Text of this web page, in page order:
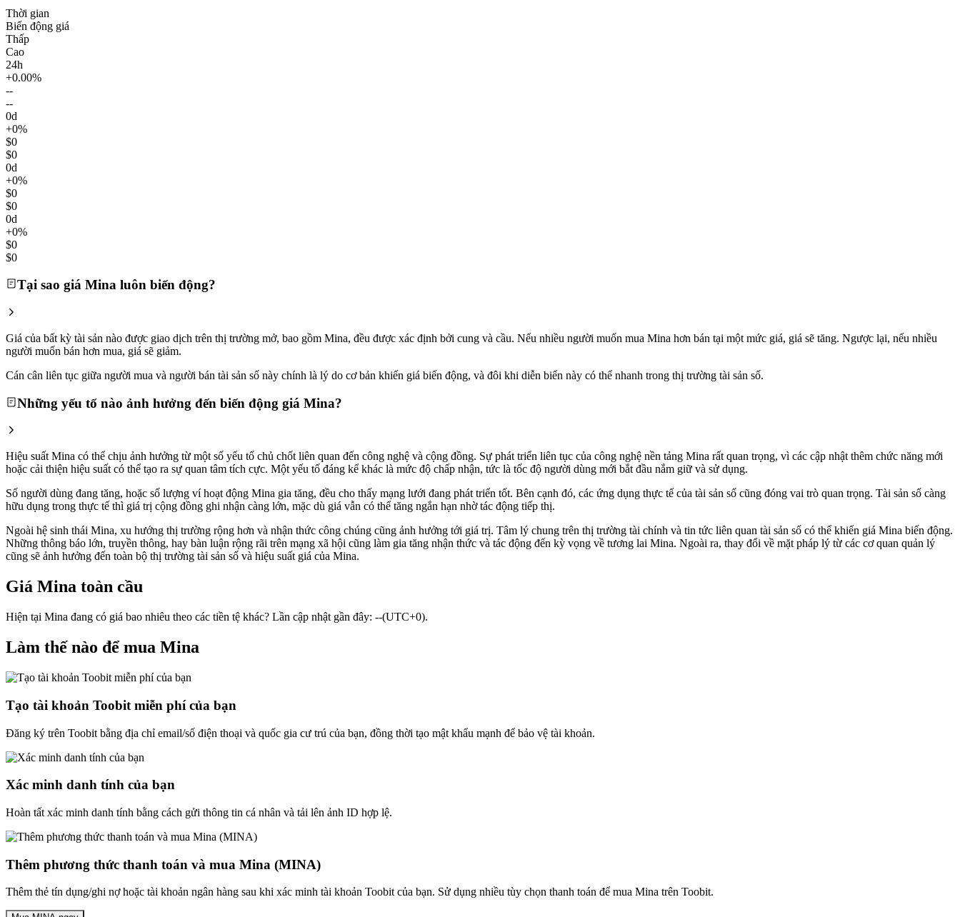
Thời gian
Biến động giá
Thấp
Cao
24h
+0.00%
--
--
0d
+0%
$0
$0
0d
+0%
$0
$0
0d
+0%
$0
$0
Tại sao giá Mina luôn biến động?
Giá của bất kỳ tài sản nào được giao dịch trên thị trường mở, bao gồm Mina, đều được xác định bởi cung và cầu. Nếu nhiều người muốn mua Mina hơn bán tại một mức giá, giá sẽ tăng. Ngược lại, nếu nhiều
người muốn bán hơn mua, giá sẽ giảm.
Cán cân liên tục giữa người mua và người bán tài sản số này chính là lý do cơ bản khiến giá biến động, và đôi khi diễn biến này có thể nhanh trong thị trường tài sản số.
Những yếu tố nào ảnh hưởng đến biến động giá Mina?
Hiệu suất Mina có thể chịu ảnh hưởng từ một số yếu tố chủ chốt liên quan đến công nghệ và cộng đồng. Sự phát triển liên tục của công nghệ nền tảng Mina rất quan trọng, vì các cập nhật thêm chức năng mới
hoặc cải thiện hiệu suất có thể tạo ra sự quan tâm tích cực. Một yếu tố đáng kể khác là mức độ chấp nhận, tức là tốc độ người dùng mới bắt đầu nắm giữ và sử dụng.
Số người dùng đang tăng, hoặc số lượng ví hoạt động Mina gia tăng, đều cho thấy mạng lưới đang phát triển tốt. Bên cạnh đó, các ứng dụng thực tế của tài sản số cũng đóng vai trò quan trọng. Tài sản số càng
hữu dụng trong thực tế thì giá trị cộng đồng ghi nhận càng lớn, mặc dù giá vẫn có thể tăng ngắn hạn nhờ tác động tiếp thị.
Ngoài hệ sinh thái Mina, xu hướng thị trường rộng hơn và nhận thức công chúng cũng ảnh hưởng tới giá trị. Tâm lý chung trên thị trường tài chính và tin tức liên quan tài sản số có thể khiến giá Mina biến động.
Những thông báo lớn, truyền thông, hay bàn luận rộng rãi trên mạng xã hội cũng làm gia tăng nhận thức và tác động đến kỳ vọng về tương lai Mina. Ngoài ra, thay đổi về mặt pháp lý từ các cơ quan quản lý
cũng sẽ ảnh hưởng đến toàn bộ thị trường tài sản số và hiệu suất giá của Mina.
Giá Mina toàn cầu
Hiện tại Mina đang có giá bao nhiêu theo các tiền tệ khác? Lần cập nhật gần đây: --(UTC+0).
Làm thế nào để mua Mina
Tạo tài khoản Toobit miễn phí của bạn
Đăng ký trên Toobit bằng địa chỉ email/số điện thoại và quốc gia cư trú của bạn, đồng thời tạo mật khẩu mạnh để bảo vệ tài khoản.
Xác minh danh tính của bạn
Hoàn tất xác minh danh tính bằng cách gửi thông tin cá nhân và tải lên ảnh ID hợp lệ.
Thêm phương thức thanh toán và mua Mina (MINA)
Thêm thẻ tín dụng/ghi nợ hoặc tài khoản ngân hàng sau khi xác minh tài khoản Toobit của bạn. Sử dụng nhiều tùy chọn thanh toán để mua Mina trên Toobit.